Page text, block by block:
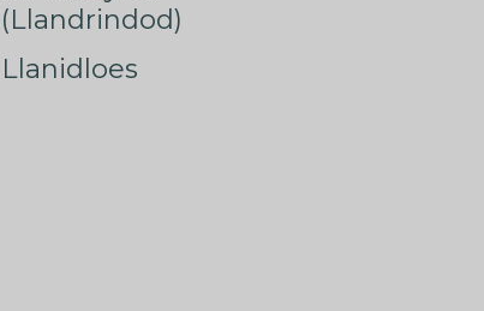
(Llandrindod)
Llanidloes